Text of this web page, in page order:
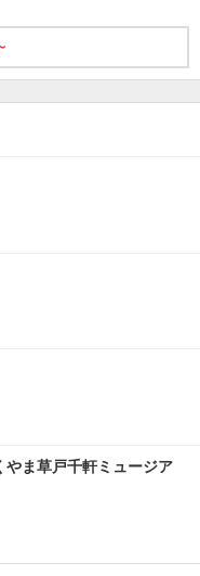
やま草戸千軒ミュージア